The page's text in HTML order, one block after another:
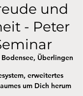
und
- Peter
Überlingen
erweitertes
um Dich herum